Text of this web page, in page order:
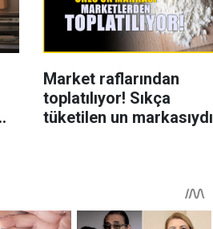
Market raflarından
toplatılıyor! Sıkça
tüketilen un markasıydı